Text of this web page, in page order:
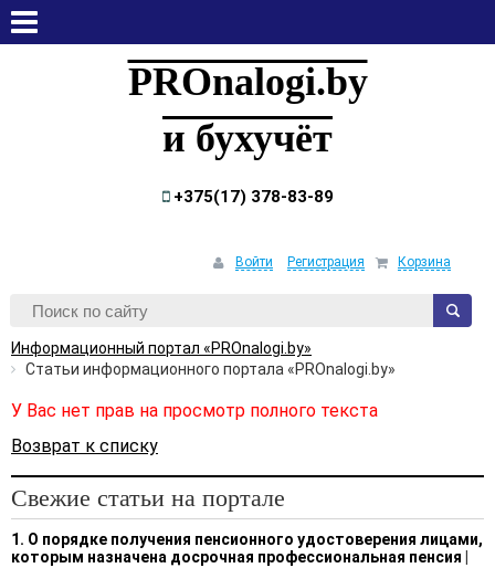
PROnalogi.by
и бухучёт
+375(17) 378-83-89
Войти Регистрация Корзина
Информационный портал «PROnalogi.by»
Статьи информационного портала «PROnalogi.by»
У Вас нет прав на просмотр полного текста
Возврат к списку
Свежие статьи на портале
1. О порядке получения пенсионного удостоверения лицами,
которым назначена досрочная профессиональная пенсия